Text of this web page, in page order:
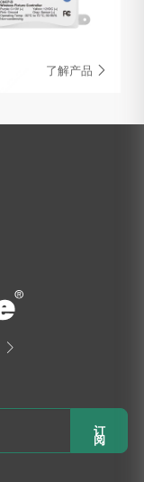
了解产品 

订
阅